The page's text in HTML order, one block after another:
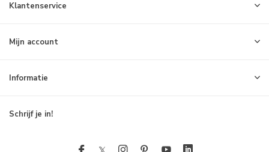
Klantenservice
Mijn account
Informatie
Schrijf je in!